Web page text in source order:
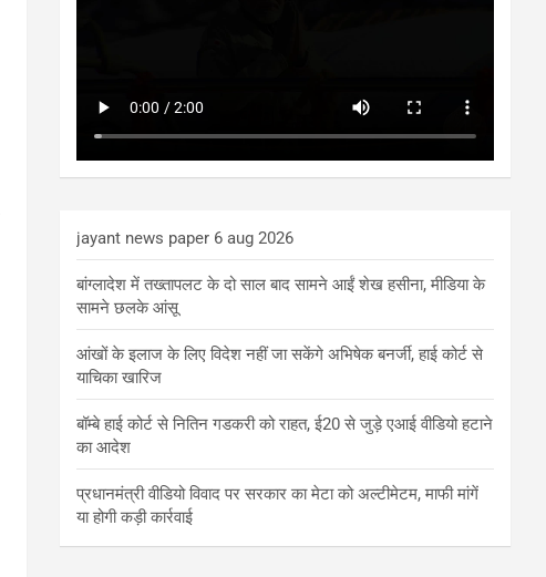
jayant news paper 6 aug 2026
बांग्लादेश में तख्तापलट के दो साल बाद सामने आईं शेख हसीना, मीडिया के
सामने छलके आंसू
आंखों के इलाज के लिए विदेश नहीं जा सकेंगे अभिषेक बनर्जी, हाई कोर्ट से
याचिका खारिज
बॉम्बे हाई कोर्ट से नितिन गडकरी को राहत, ई20 से जुड़े एआई वीडियो हटाने
का आदेश
प्रधानमंत्री वीडियो विवाद पर सरकार का मेटा को अल्टीमेटम, माफी मांगें
या होगी कड़ी कार्रवाई